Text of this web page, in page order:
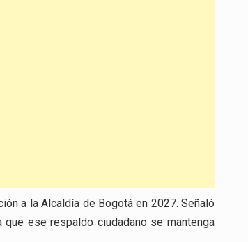
a la Alcaldía de Bogotá en 2027. Señaló
ese respaldo ciudadano se mantenga